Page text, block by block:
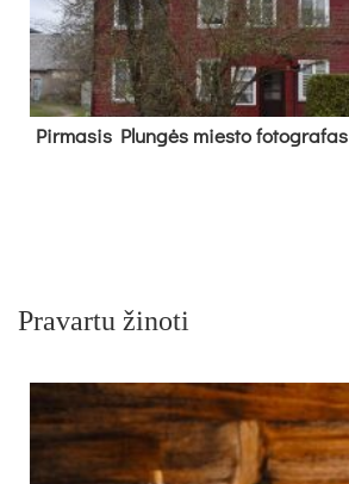
Pir­ma­sis Plun­gės mies­to fo­tog­ra­fas
Pravartu žinoti